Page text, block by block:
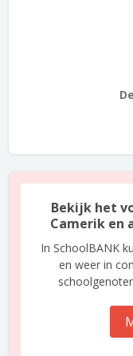
Bekijk het
Camerik en
In SchoolBANK
en weer in